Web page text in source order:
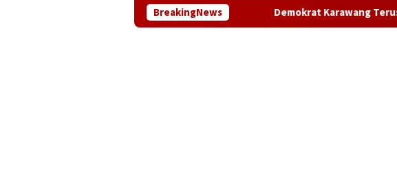
BreakingNewsDemokrat Karawang Terus Bergerak